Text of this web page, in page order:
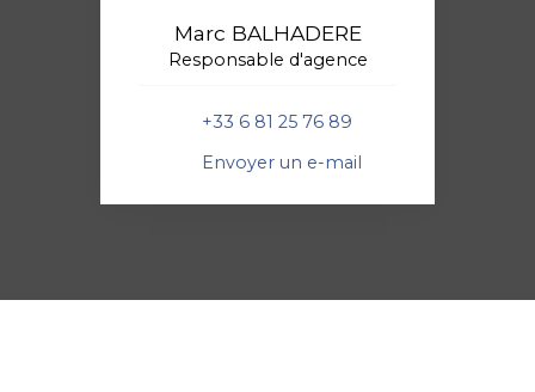
Marc BALHADERE
Responsable d'agence
+33 6 81 25 76 89
Envoyer un e-mail